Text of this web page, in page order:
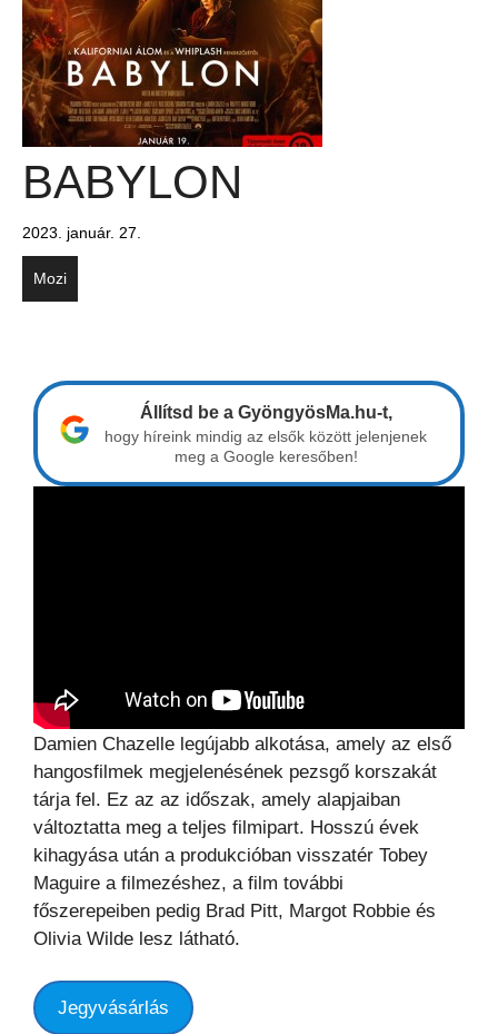
BABYLON
2023. január. 27.
Mozi
Állítsd be a GyöngyösMa.hu-t,
hogy híreink mindig az elsők között jelenjenek
meg a Google keresőben!
Damien Chazelle legújabb alkotása, amely az első
hangosfilmek megjelenésének pezsgő korszakát
tárja fel. Ez az az időszak, amely alapjaiban
változtatta meg a teljes filmipart. Hosszú évek
kihagyása után a produkcióban visszatér Tobey
Maguire a filmezéshez, a film további
főszerepeiben pedig Brad Pitt, Margot Robbie és
Olivia Wilde lesz látható.
Jegyvásárlás